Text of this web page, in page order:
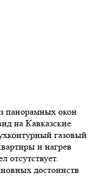
панорамных окон
на Кавказские
газовый
и нагрев
отсутствует.
достоинств